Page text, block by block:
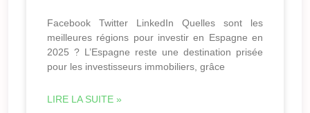
Facebook Twitter LinkedIn Quelles sont les
meilleures régions pour investir en Espagne en
2025 ? L’Espagne reste une destination prisée
pour les investisseurs immobiliers, grâce
LIRE LA SUITE »